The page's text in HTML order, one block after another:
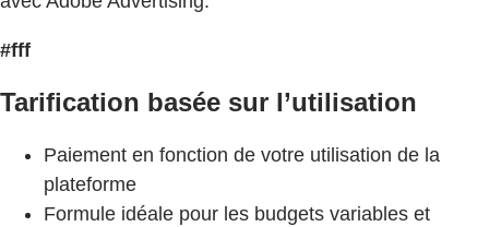
#fff
Tarification basée sur l’utilisation
Paiement en fonction de votre utilisation de la
plateforme
Formule idéale pour les budgets variables et